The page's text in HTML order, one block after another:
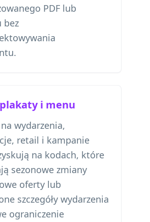
PDF lub
bez
i menu
wydarzenia,
retail i kampanie
na kodach, które
sezonowe zmiany
oferty lub
szczegóły wydarzenia
ograniczenie